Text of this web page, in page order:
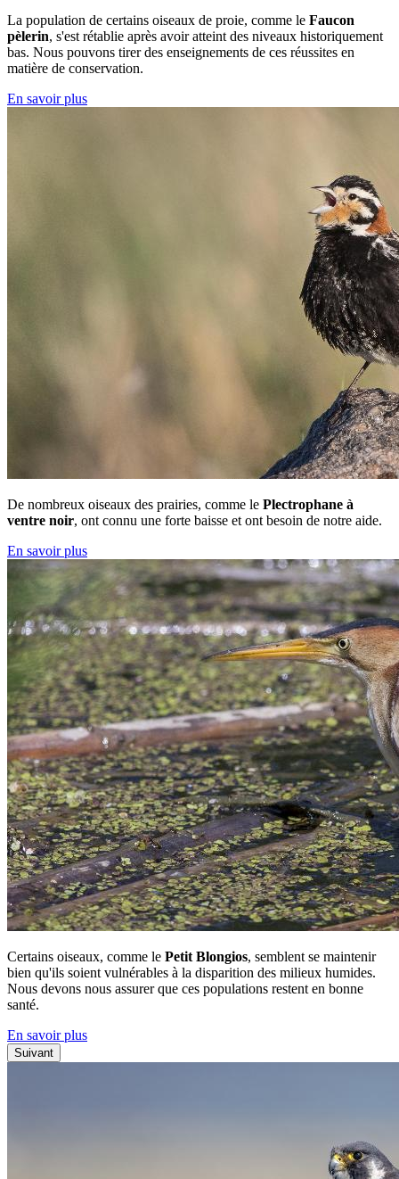
La population de certains oiseaux de proie, comme le Faucon
pèlerin, s'est rétablie après avoir atteint des niveaux historiquement
bas. Nous pouvons tirer des enseignements de ces réussites en
matière de conservation.
En savoir plus
De nombreux oiseaux des prairies, comme le Plectrophane à
ventre noir, ont connu une forte baisse et ont besoin de notre aide.
En savoir plus
Certains oiseaux, comme le Petit Blongios, semblent se maintenir
bien qu'ils soient vulnérables à la disparition des milieux humides.
Nous devons nous assurer que ces populations restent en bonne
santé.
En savoir plus
Suivant